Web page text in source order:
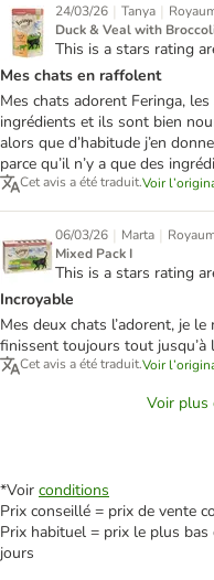
24/03/26 | Tanya |
Duck & Veal with
This is a stars rating
Mes chats en raffolent
Mes chats adorent Feringa,
ingrédients et ils sont bien
alors que d’habitude j’en
parce qu’il n’y a que des
Cet avis a été traduit.Voir
06/03/26 | Marta |
Mixed Pack I
This is a stars rating
Incroyable
Mes deux chats l’adorent, je
finissent toujours tout jusqu’à
Cet avis a été traduit.Voir
Voir plus
*Voir conditions
Prix conseillé = prix de vente
Prix habituel = prix le plus
jours